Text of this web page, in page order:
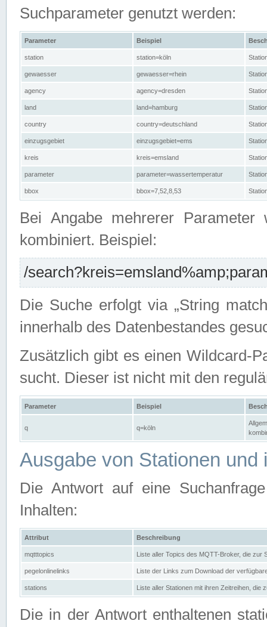
Suchparameter genutzt werden:
Parameter Beispiel
station station=köln
gewaesser gewaesser=rhein
agency agency=dresden
land land=hamburg
country country=deutschland
einzugsgebiet einzugsgebiet=ems
kreis kreis=emsland
parameter parameter=wassertemperatur
bbox bbox=7,52,8,53
Bei Angabe mehrerer Parameter
kombiniert. Beispiel:
/
Die Suche erfolgt via „String
innerhalb des Datenbestandes
Zusätzlich gibt es einen Wildcard-
sucht. Dieser ist nicht mit den
Parameter Beispiel
q q=köln
Ausgabe von Stationen und
Die Antwort auf eine
Inhalten:
Attribut Beschreibung
mqtttopics Liste aller Topics des MQTT-Broker, die zur
pegelonlinelinks Liste der Links zum Download der
stations Liste aller Stationen mit ihren Zeitreihen, die
Die in der Antwort enthaltenen